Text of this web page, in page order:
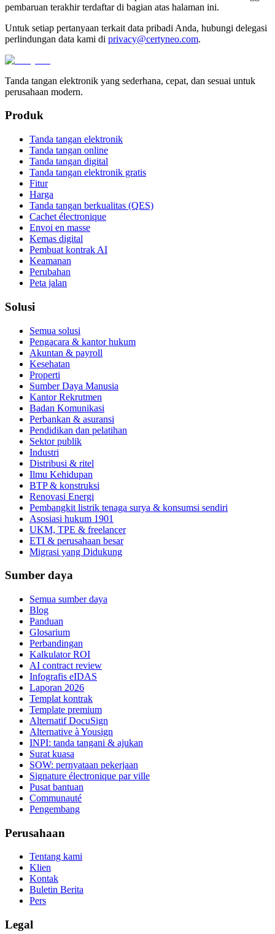
pembaruan terakhir terdaftar di bagian atas halaman ini.
Untuk setiap pertanyaan terkait data pribadi Anda, hubungi delegasi
perlindungan data kami di privacy@certyneo.com.
Tanda tangan elektronik yang sederhana, cepat, dan sesuai untuk
perusahaan modern.
Produk
Tanda tangan elektronik
Tanda tangan online
Tanda tangan digital
Tanda tangan elektronik gratis
Fitur
Harga
Tanda tangan berkualitas (QES)
Cachet électronique
Envoi en masse
Kemas digital
Pembuat kontrak AI
Keamanan
Perubahan
Peta jalan
Solusi
Semua solusi
Pengacara & kantor hukum
Akuntan & payroll
Kesehatan
Properti
Sumber Daya Manusia
Kantor Rekrutmen
Badan Komunikasi
Perbankan & asuransi
Pendidikan dan pelatihan
Sektor publik
Industri
Distribusi & ritel
Ilmu Kehidupan
BTP & konstruksi
Renovasi Energi
Pembangkit listrik tenaga surya & konsumsi sendiri
Asosiasi hukum 1901
UKM, TPE & freelancer
ETI & perusahaan besar
Migrasi yang Didukung
Sumber daya
Semua sumber daya
Blog
Panduan
Glosarium
Perbandingan
Kalkulator ROI
AI contract review
Infografis eIDAS
Laporan 2026
Templat kontrak
Template premium
Alternatif DocuSign
Alternative à Yousign
INPI: tanda tangani & ajukan
Surat kuasa
SOW: pernyataan pekerjaan
Signature électronique par ville
Pusat bantuan
Communauté
Pengembang
Perusahaan
Tentang kami
Klien
Kontak
Buletin Berita
Pers
Legal